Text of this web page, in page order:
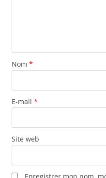
Nom *
E-mail *
Site web